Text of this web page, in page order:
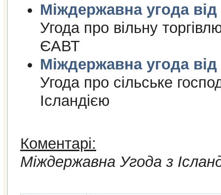
Угода про вiльну
ЄАВТ
Угода про сiльське
Iсландiєю
Коментарі:
Мiждержавна Угода з